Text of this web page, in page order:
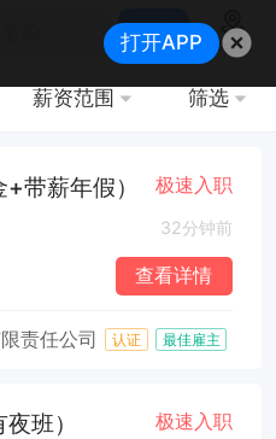
搜索
地图
薪资范围 筛选
带薪年假） 极速入职
32分钟前
查看详情
责任公司 认证 最佳雇主
班） 极速入职
打开APP